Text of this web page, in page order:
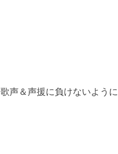
歌声＆声援に負けないように